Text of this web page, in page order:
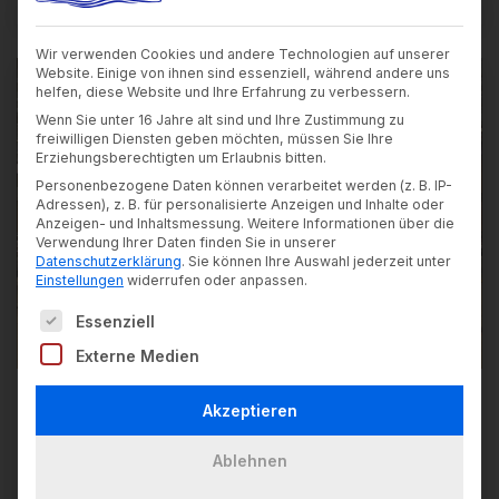
Allgemein
Berufsschule
BSZ
FOSBOS Lindau schreibt
Fachabitur/Abitur 2025
Wir verwenden Cookies und andere Technologien auf unserer
Website. Einige von ihnen sind essenziell, während andere uns
helfen, diese Website und Ihre Erfahrung zu verbessern.
Wenn Sie unter 16 Jahre alt sind und Ihre Zustimmung zu
freiwilligen Diensten geben möchten, müssen Sie Ihre
Erziehungsberechtigten um Erlaubnis bitten.
Personenbezogene Daten können verarbeitet werden (z. B. IP-
Adressen), z. B. für personalisierte Anzeigen und Inhalte oder
Anzeigen- und Inhaltsmessung. Weitere Informationen über die
Verwendung Ihrer Daten finden Sie in unserer
Datenschutzerklärung. Sie können Ihre Auswahl jederzeit unter
Einstellungen widerrufen oder anpassen.
Es folgt eine Liste der Service-Gruppen, für die
Essenziell
Externe Medien
Akzeptieren
Ablehnen